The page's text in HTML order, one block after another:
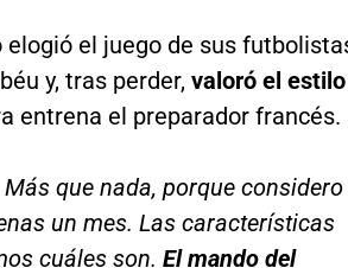
el juego de sus
y, tras perder, valoró el estilo
entrena el preparador francés.
que nada, porque considero
un mes. Las características
cuáles son. El mando del